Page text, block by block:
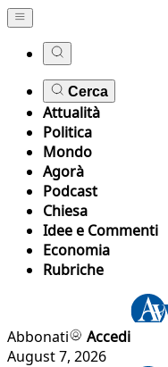
Cerca
Attualità
Politica
Mondo
Agorà
Podcast
Chiesa
Idee e Commenti
Economia
Rubriche
Abbonati
Accedi
August 7, 2026